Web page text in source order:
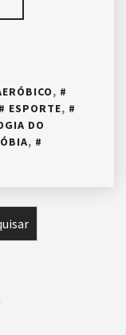
,
ESPORTE,
DO
,